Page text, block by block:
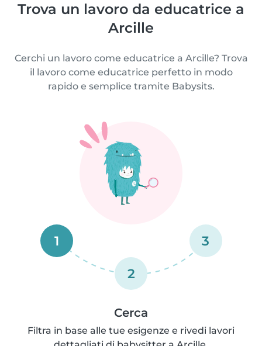
Trova un lavoro da educatrice a
Arcille
Cerchi un lavoro come educatrice a Arcille? Trova
il lavoro come educatrice perfetto in modo
rapido e semplice tramite Babysits.
1
2
3
Cerca
Filtra in base alle tue esigenze e rivedi lavori